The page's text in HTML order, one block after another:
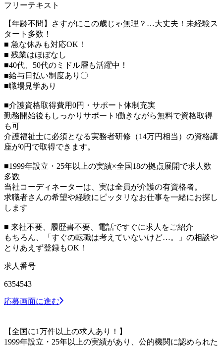
フリーテキスト
【年齢不問】さすがにこの歳じゃ無理？…大丈夫！未経験ス
タート多数！
■ 急な休みも対応OK！
■ 残業はほぼなし
■40代、50代のミドル層も活躍中！
■給与日払い制度あり〇
■職場見学あり
■介護資格取得費用0円・サポート体制充実
勤務開始後もしっかりサポート!働きながら無料で資格取得
も可
介護福祉士に必須となる実務者研修（14万円相当）の資格講
座が0円で取得できます。
■1999年設立・25年以上の実績×全国18の拠点展開で求人数
多数
当社コーディネーターは、実は全員が介護の有資格者。
求職者さんの希望や経験にピッタリなお仕事を一緒にお探し
します
■ 来社不要、履歴書不要、電話ですぐに求人をご紹介
もちろん、「すぐの転職は考えていないけど…。」の相談や
とりあえず登録もOK！
求人番号
6354543
応募画面に進む
【全国に1万件以上の求人あり！】
1999年設立・25年以上の実績があり、公的機関に認められた